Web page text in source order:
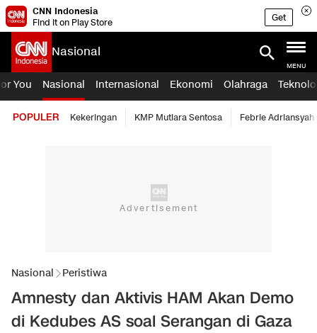
CNN Indonesia
Find it on Play Store
Get
Nasional
MENU
You Nasional Internasional Ekonomi Olahraga
POPULER Kekeringan KMP Mutiara Sentosa Febrie Adriansyah
Nasional Peristiwa
Amnesty dan Aktivis HAM Akan Demo
di Kedubes AS soal Serangan di Gaza